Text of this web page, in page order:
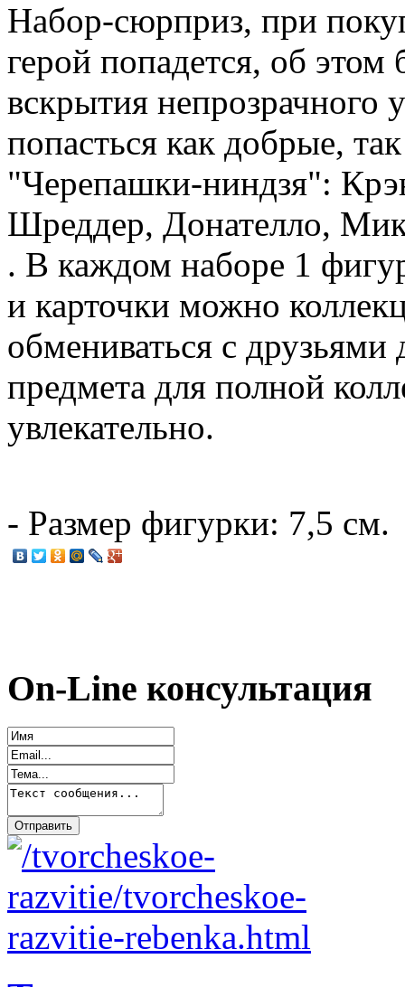
Набор-сюрприз, при
герой попадется, об этом
вскрытия непрозрачного
попасться как добрые,
"Черепашки-ниндзя":
Шреддер, Донателло,
. В каждом наборе 1
и карточки можно
обмениваться с
предмета для полной
увлекательно.
- Размер фигурки: 7,5 см.
On-Line консультация